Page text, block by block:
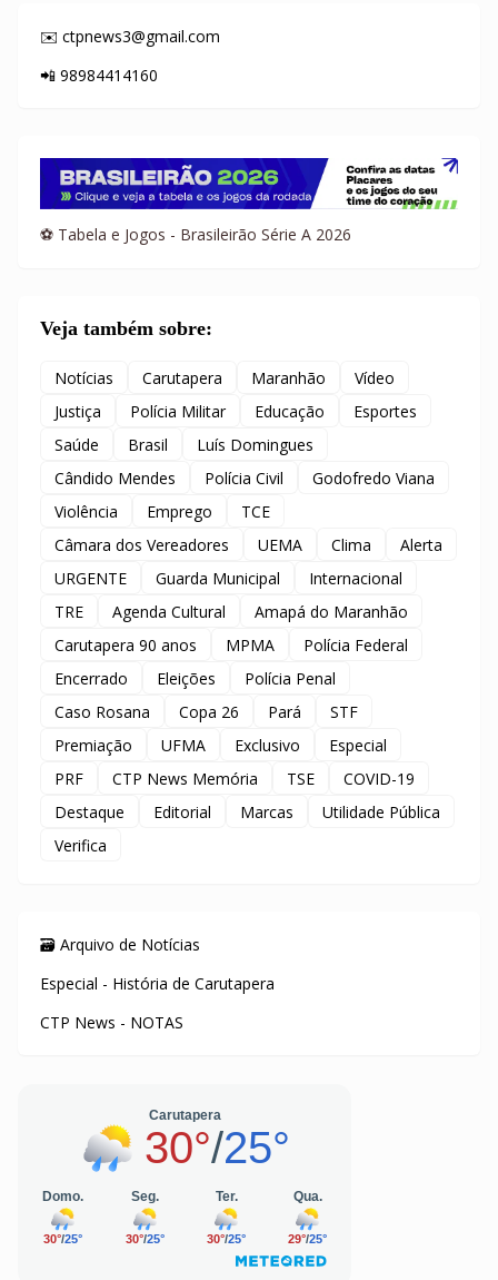
✉️ ctpnews3@gmail.com
📲 98984414160
⚽ Tabela e Jogos - Brasileirão Série A 2026
Veja também sobre:
Notícias Carutapera Maranhão
Vídeo
Justiça
Polícia Militar Educação
Esportes
Saúde
Brasil
Luís Domingues
Cândido Mendes
Polícia Civil
Godofredo Viana
Violência
Emprego
TCE
Câmara dos Vereadores
UEMA Clima
Alerta
URGENTE
Guarda Municipal
Internacional
TRE
Agenda Cultural
Amapá do Maranhão
Carutapera 90 anos
MPMA
Polícia Federal
Encerrado
Eleições
Polícia Penal
Caso Rosana
Copa 26 Pará
STF
Premiação
UFMA Exclusivo
Especial
PRF
CTP News Memória TSE
COVID-19
Destaque
Editorial Marcas
Utilidade Pública
Verifica
🗃️ Arquivo de Notícias
Especial - História de Carutapera
CTP News - NOTAS